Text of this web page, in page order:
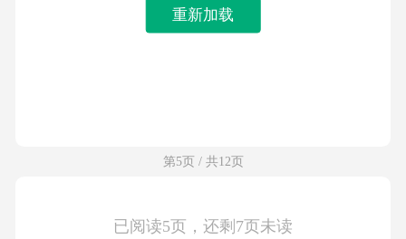
重新加载
第5页 / 共12页
已阅读5页，还剩7页未读